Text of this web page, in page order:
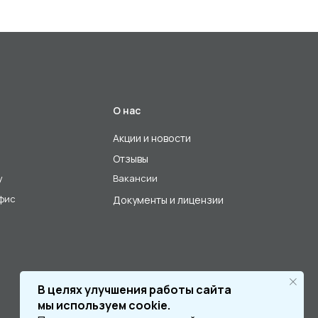
О нас
Акции и новости
Отзывы
Вакансии
Документы и лицензии
В целях улучшения работы сайта
мы используем cookie.